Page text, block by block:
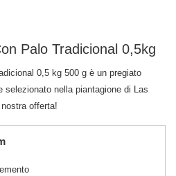
Palo Tradicional 0,5kg
0,5 kg 500 g è un pregiato
selezionato nella piantagione di Las
offerta!